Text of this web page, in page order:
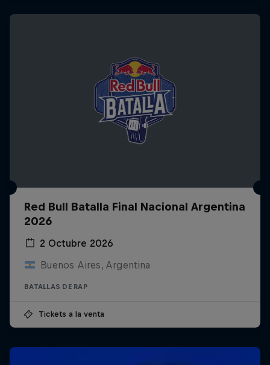
Red Bull Batalla Final Nacional Argentina
2026
2 Octubre 2026
Buenos Aires, Argentina
BATALLAS DE RAP
Tickets a la venta